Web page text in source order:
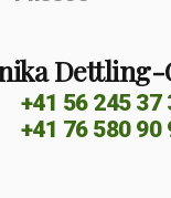
Dettling-
+41 56 245 37
+41 76 580 90